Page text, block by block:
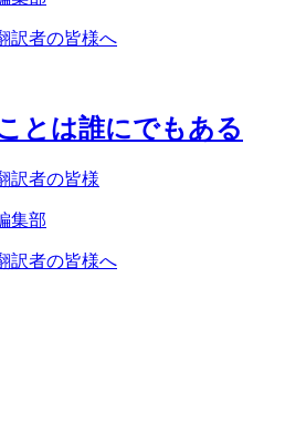
訳者の皆様へ
とは誰にでもある
訳者の皆様
集部
訳者の皆様へ